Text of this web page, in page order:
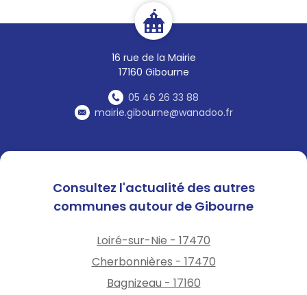
16 rue de la Mairie
17160 Gibourne
05 46 26 33 88
mairie.gibourne@wanadoo.fr
d’information sur le baby-
sitting ➡️ métier, missions,
engagement auprès des
familles, démarches à suivre,
ℹ️ La journée d'information et
en fonction du nombre de
💡 Les jeunes seront ensuite
permettant aux parents de
trouver un(e) baby-sitter
occasionnel(le) selon leurs
besoins.
Consultez l'actualité des autres
communes autour de Gibourne
Loiré-sur-Nie - 17470
Cherbonnières - 17470
Bagnizeau - 17160